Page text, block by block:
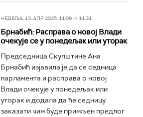
НЕДЕЉА, 13. АПР 2025, 11:09 -> 11:31
Брнабић: Расправа о новој Влади
очекује се у понедељак или уторак
Председница Скупштине Ана
Брнабић изјавила је да се седница
парламента и расправа о новој
Влади очекује у понедељак или
уторак и додала да ће седницу
заказати чим буде примљен предлог